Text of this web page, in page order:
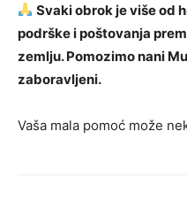
Svaki obrok je više od
podrške i poštovanja
zemlju. Pomozimo nani
zaboravljeni.
Vaša mala pomoć može